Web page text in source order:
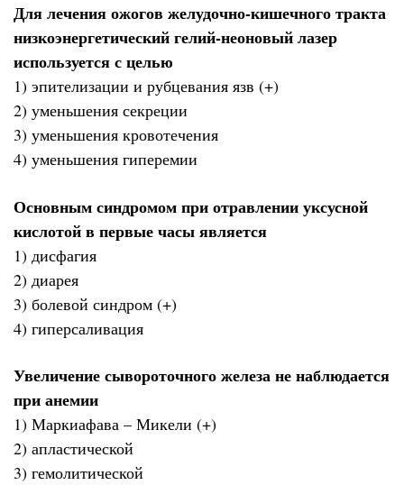
Для лечения ожогов желудочно-кишечного тракта
низкоэнергетический гелий-неоновый лазер
используется с целью
1) эпителизации и рубцевания язв (+)
2) уменьшения секреции
3) уменьшения кровотечения
4) уменьшения гиперемии
Основным синдромом при отравлении уксусной
кислотой в первые часы является
1) дисфагия
2) диарея
3) болевой синдром (+)
4) гиперсаливация
Увеличение сывороточного железа не наблюдается
при анемии
1) Маркиафава – Микели (+)
2) апластической
3) гемолитической